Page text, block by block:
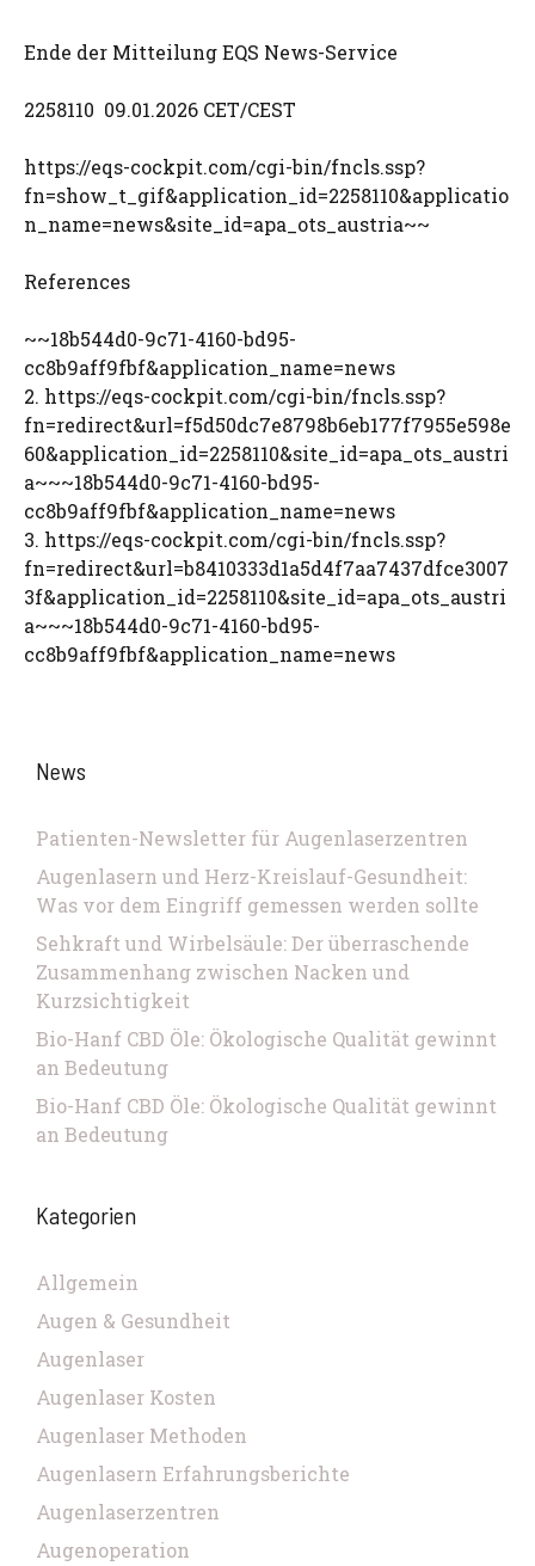
Ende der Mitteilung EQS News-Service
2258110 09.01.2026 CET/CEST
https://eqs-cockpit.com/cgi-bin/fncls.ssp?
fn=show_t_gif&application_id=2258110&applicatio
n_name=news&site_id=apa_ots_austria~~
References
~~18b544d0-9c71-4160-bd95-
cc8b9aff9fbf&application_name=news
2. https://eqs-cockpit.com/cgi-bin/fncls.ssp?
fn=redirect&url=f5d50dc7e8798b6eb177f7955e598e
60&application_id=2258110&site_id=apa_ots_austri
a~~~18b544d0-9c71-4160-bd95-
cc8b9aff9fbf&application_name=news
3. https://eqs-cockpit.com/cgi-bin/fncls.ssp?
fn=redirect&url=b8410333d1a5d4f7aa7437dfce3007
3f&application_id=2258110&site_id=apa_ots_austri
a~~~18b544d0-9c71-4160-bd95-
cc8b9aff9fbf&application_name=news
News
Patienten-Newsletter für Augenlaserzentren
Augenlasern und Herz-Kreislauf-Gesundheit:
Was vor dem Eingriff gemessen werden sollte
Sehkraft und Wirbelsäule: Der überraschende
Zusammenhang zwischen Nacken und
Kurzsichtigkeit
Bio-Hanf CBD Öle: Ökologische Qualität gewinnt
an Bedeutung
Bio-Hanf CBD Öle: Ökologische Qualität gewinnt
an Bedeutung
Kategorien
Allgemein
Augen & Gesundheit
Augenlaser
Augenlaser Kosten
Augenlaser Methoden
Augenlasern Erfahrungsberichte
Augenlaserzentren
Augenoperation